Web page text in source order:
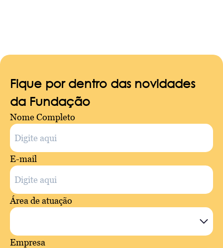
Fique por dentro das novidades
da Fundação
Nome Completo
E-mail
Área de atuação
Empresa